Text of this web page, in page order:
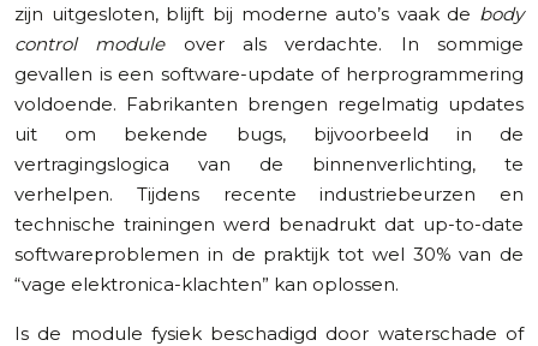
zijn uitgesloten, blijft bij moderne auto’s vaak de body
control moduleover als verdachte. In sommige
gevallen is een software-update of herprogrammering
voldoende. Fabrikanten brengen regelmatig updates
uit om bekende bugs, bijvoorbeeld in de
vertragingslogica van de binnenverlichting, te
verhelpen. Tijdens recente industriebeurzen en
technische trainingen werd benadrukt dat up-to-date
softwareproblemen in de praktijk tot wel 30% van de
“vage elektronica-klachten” kan oplossen.
Is de module fysiek beschadigd door waterschade of